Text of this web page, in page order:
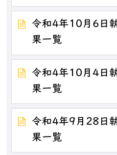
令和4年10月6日
果一覧
令和4年10月4日
果一覧
令和4年9月28日
果一覧